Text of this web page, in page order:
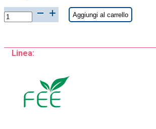
SOS
fee
RESCUE
quantità
Aggiungi al carrello
Linea: